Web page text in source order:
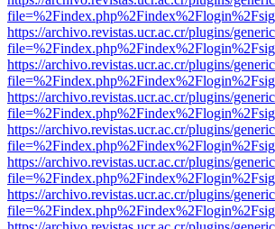
https://archivo.revistas.ucr.ac.cr/plugins/
https://archivo.revistas.ucr.ac.cr/plugins/
https://archivo.revistas.ucr.ac.cr/plugins/
https://archivo.revistas.ucr.ac.cr/plugins/
https://archivo.revistas.ucr.ac.cr/plugins/
https://archivo.revistas.ucr.ac.cr/plugins/